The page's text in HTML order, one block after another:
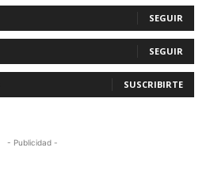
SEGUIR
SEGUIR
SUSCRIBIRTE
- Publicidad -